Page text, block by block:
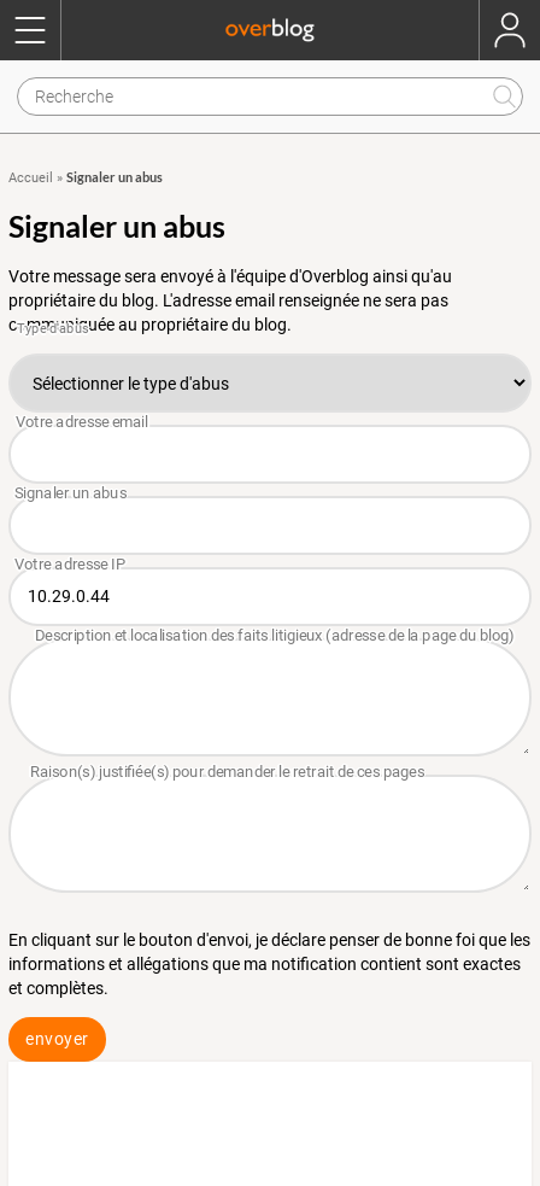
Accueil » Signaler un abus
Signaler un abus
Votre message sera envoyé à l'équipe d'Overblog ainsi qu'au
propriétaire du blog. L'adresse email renseignée ne sera pas
communiquée au propriétaire du blog.
En cliquant sur le bouton d'envoi, je déclare penser de bonne foi que les
informations et allégations que ma notification contient sont exactes
et complètes.
envoyer